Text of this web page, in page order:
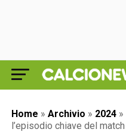
Home » Archivio » 2024 »
l’episodio chiave del match